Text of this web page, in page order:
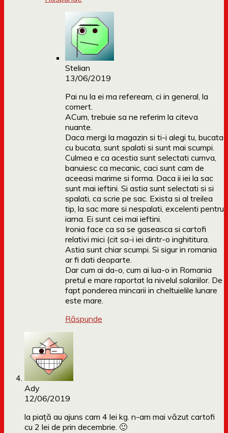
Stelian
13/06/2019
Pai nu la ei ma refeream, ci in general, la
comert.
ACum, trebuie sa ne referim la citeva
nuante.
Daca mergi la magazin si ti-i alegi tu, bucata
cu bucata, sunt spalati si sunt mai scumpi.
Culmea e ca acestia sunt selectati cumva,
banuiesc ca mecanic, caci sunt cam de
aceeasi marime si forma. Daca ii iei la sac
sunt mai ieftini. Si astia sunt selectati si si
spalati, ca scrie pe sac. Exista si al treilea
tip, la sac mare si nespalati, excelenti pentru
iarna. Ei sunt cei mai ieftini.
Ironia face ca sa se gaseasca si cartofi
relativi mici (cit sa-i iei dintr-o inghititura.
Astia sunt chiar scumpi. Si sigur in romania
ar fi dati deoparte.
Dar cum ai da-o, cum ai lua-o in Romania
pretul e mare raportat la nivelul salariilor. De
fapt ponderea mincarii in cheltuielile lunare
este mare.
Răspunde
Ady
12/06/2019
la piață au ajuns cam 4 lei kg. n-am mai văzut cartofi
cu 2 lei de prin decembrie. 🙂